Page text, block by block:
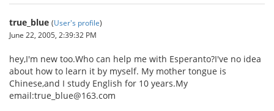
true_blue (User's profile)
June 22, 2005, 2:39:32 PM
hey,I'm new too.Who can help me with Esperanto?I've no idea
about how to learn it by myself. My mother tongue is
Chinese,and I study English for 10 years.My
email:true_blue@163.com